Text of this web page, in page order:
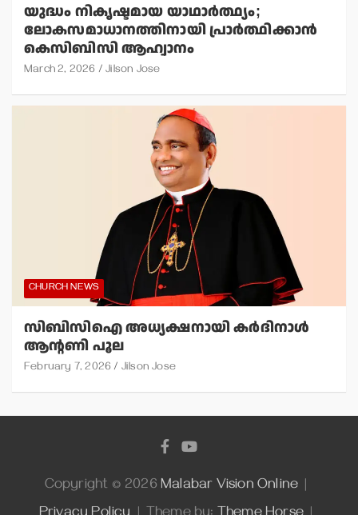
യുദ്ധം നികൃഷ്ടമായ യാഥാര്‍ത്ഥ്യം;
ലോകസമാധാനത്തിനായി പ്രാര്‍ത്ഥിക്കാന്‍
കെസിബിസി ആഹ്വാനം
March 2, 2026 Jilson Jose
CHURCH NEWS
സിബിസിഐ അധ്യക്ഷനായി കര്‍ദിനാള്‍
ആന്റണി പൂല
February 7, 2026 Jilson Jose
Copyright © 2026 Malabar Vision Online